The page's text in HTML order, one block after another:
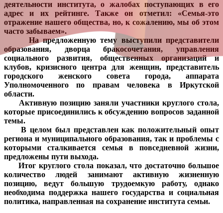
деятельности института, о жалобах поступающих в его
адрес и их рейтинге. Также он отметил: «Семья-это
отражение нашего общества, но, к сожалению, мы об этом
часто забываем».
На предложенную тему выступили представители
образования, дворца бракосочетания, управления
социального развития, общественных организаций и
клубов, кризисного центра для женщин, представитель
городского женского совета города, аппарата
Уполномоченного по правам человека в Иркутской
области.
Активную позицию заняли участники круглого стола,
которые присоединились к обсуждению вопросов заданной
темы.
В целом был представлен как положительный опыт
региона и муниципального образования, так и проблемы с
которыми сталкивается семья в повседневной жизни,
предложены пути выхода.
Итог круглого стола показал, что достаточно большое
количество людей занимают активную жизненную
позицию, ведут большую трудоемкую работу, однако
необходима поддержка нашего государства и социальная
политика, направленная на сохранение института семьи.